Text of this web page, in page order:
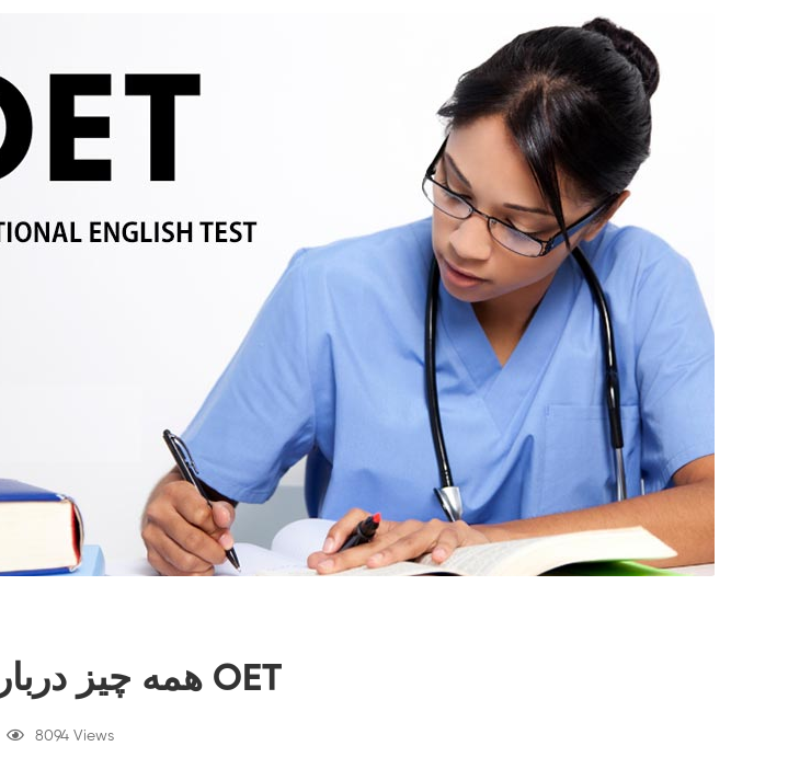
همه چیز درباره آزمون OET
8094 Views